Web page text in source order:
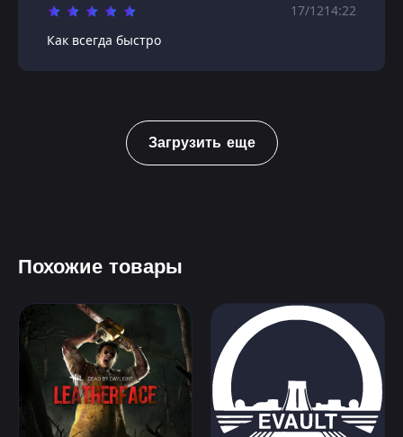
17/1214:22
Как всегда быстро
Загрузить еще
Похожие товары